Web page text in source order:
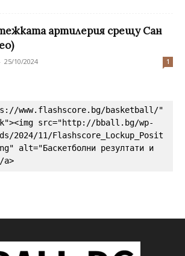
артилерия срещу Сан
- 25/10/2024 1
www.flashscore.bg/basketball/"
src="http://bball.bg/wp-
2024/11/Flashscore_Lockup_Posit
alt="Баскетболни резултати и
a>